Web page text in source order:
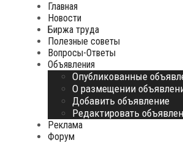
Главная
Новости
Биржа труда
Полезные советы
Вопросы-Ответы
Объявления
Опубликованные
О размещении
Добавить объявление
Редактировать
Реклама
Форум